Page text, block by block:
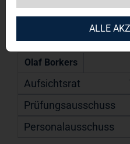
Olaf Borkers
ALLE